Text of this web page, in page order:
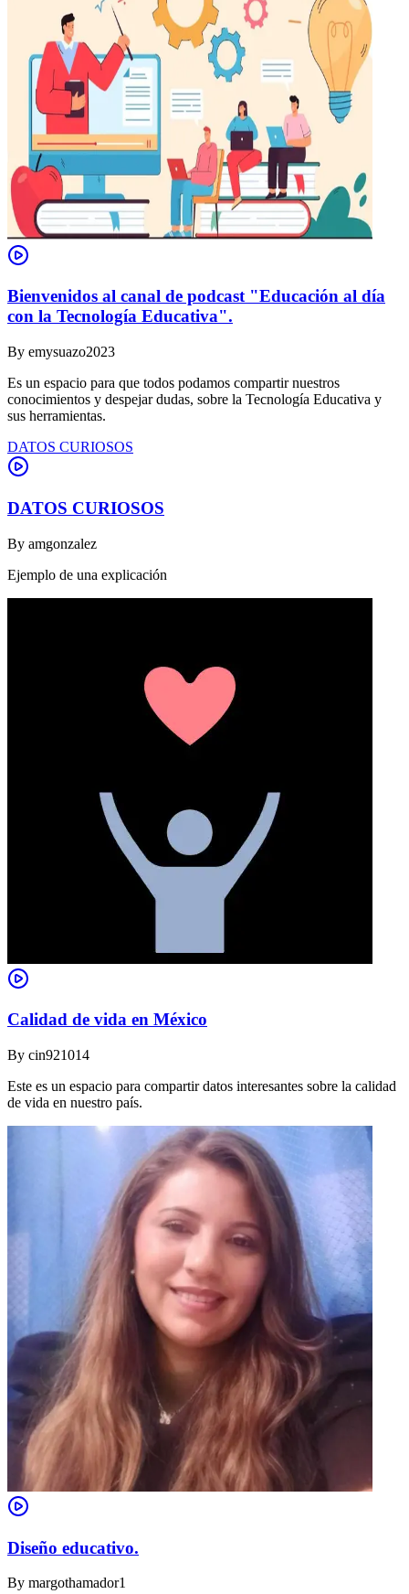
Bienvenidos al canal de podcast "Educación al día
con la Tecnología Educativa".
By emysuazo2023
Es un espacio para que todos podamos compartir nuestros
conocimientos y despejar dudas, sobre la Tecnología Educativa y
sus herramientas.
DATOS CURIOSOS
DATOS CURIOSOS
By amgonzalez
Ejemplo de una explicación
Calidad de vida en México
By cin921014
Este es un espacio para compartir datos interesantes sobre la calidad
de vida en nuestro país.
Diseño educativo.
By margothamador1